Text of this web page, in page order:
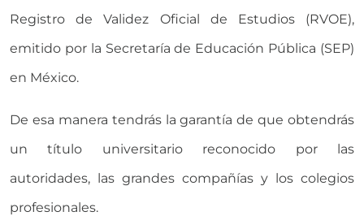
Registro de Validez Oficial de Estudios (RVOE),
emitido por la Secretaría de Educación Pública (SEP)
en México.
De esa manera tendrás la garantía de que obtendrás
un título universitario reconocido por las
autoridades, las grandes compañías y los colegios
profesionales.